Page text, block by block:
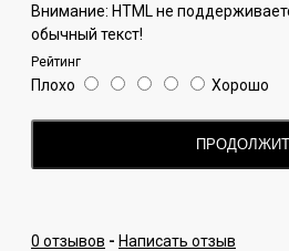
Внимание: HTML не
обычный текст!
Рейтинг
Плохо Хорошо
0 отзывов - Написать отзыв